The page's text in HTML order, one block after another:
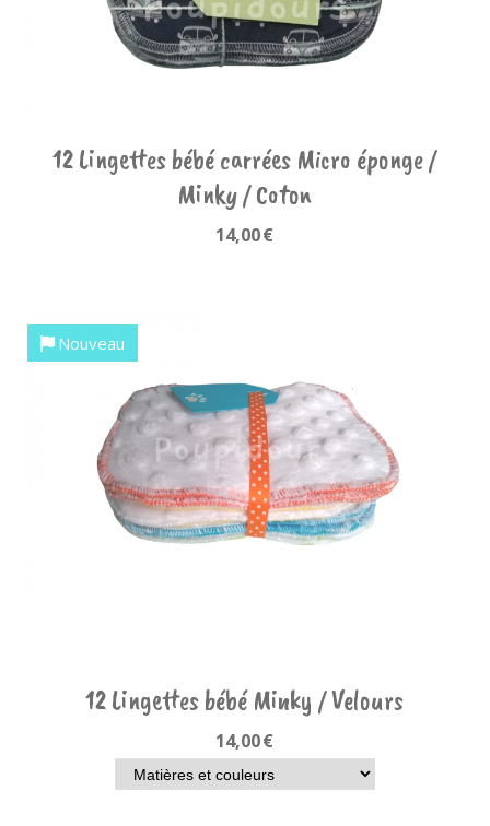
12 Lingettes bébé carrées Micro éponge /
Minky / Coton
14,00€
Nouveau
12 Lingettes bébé Minky / Velours
14,00€